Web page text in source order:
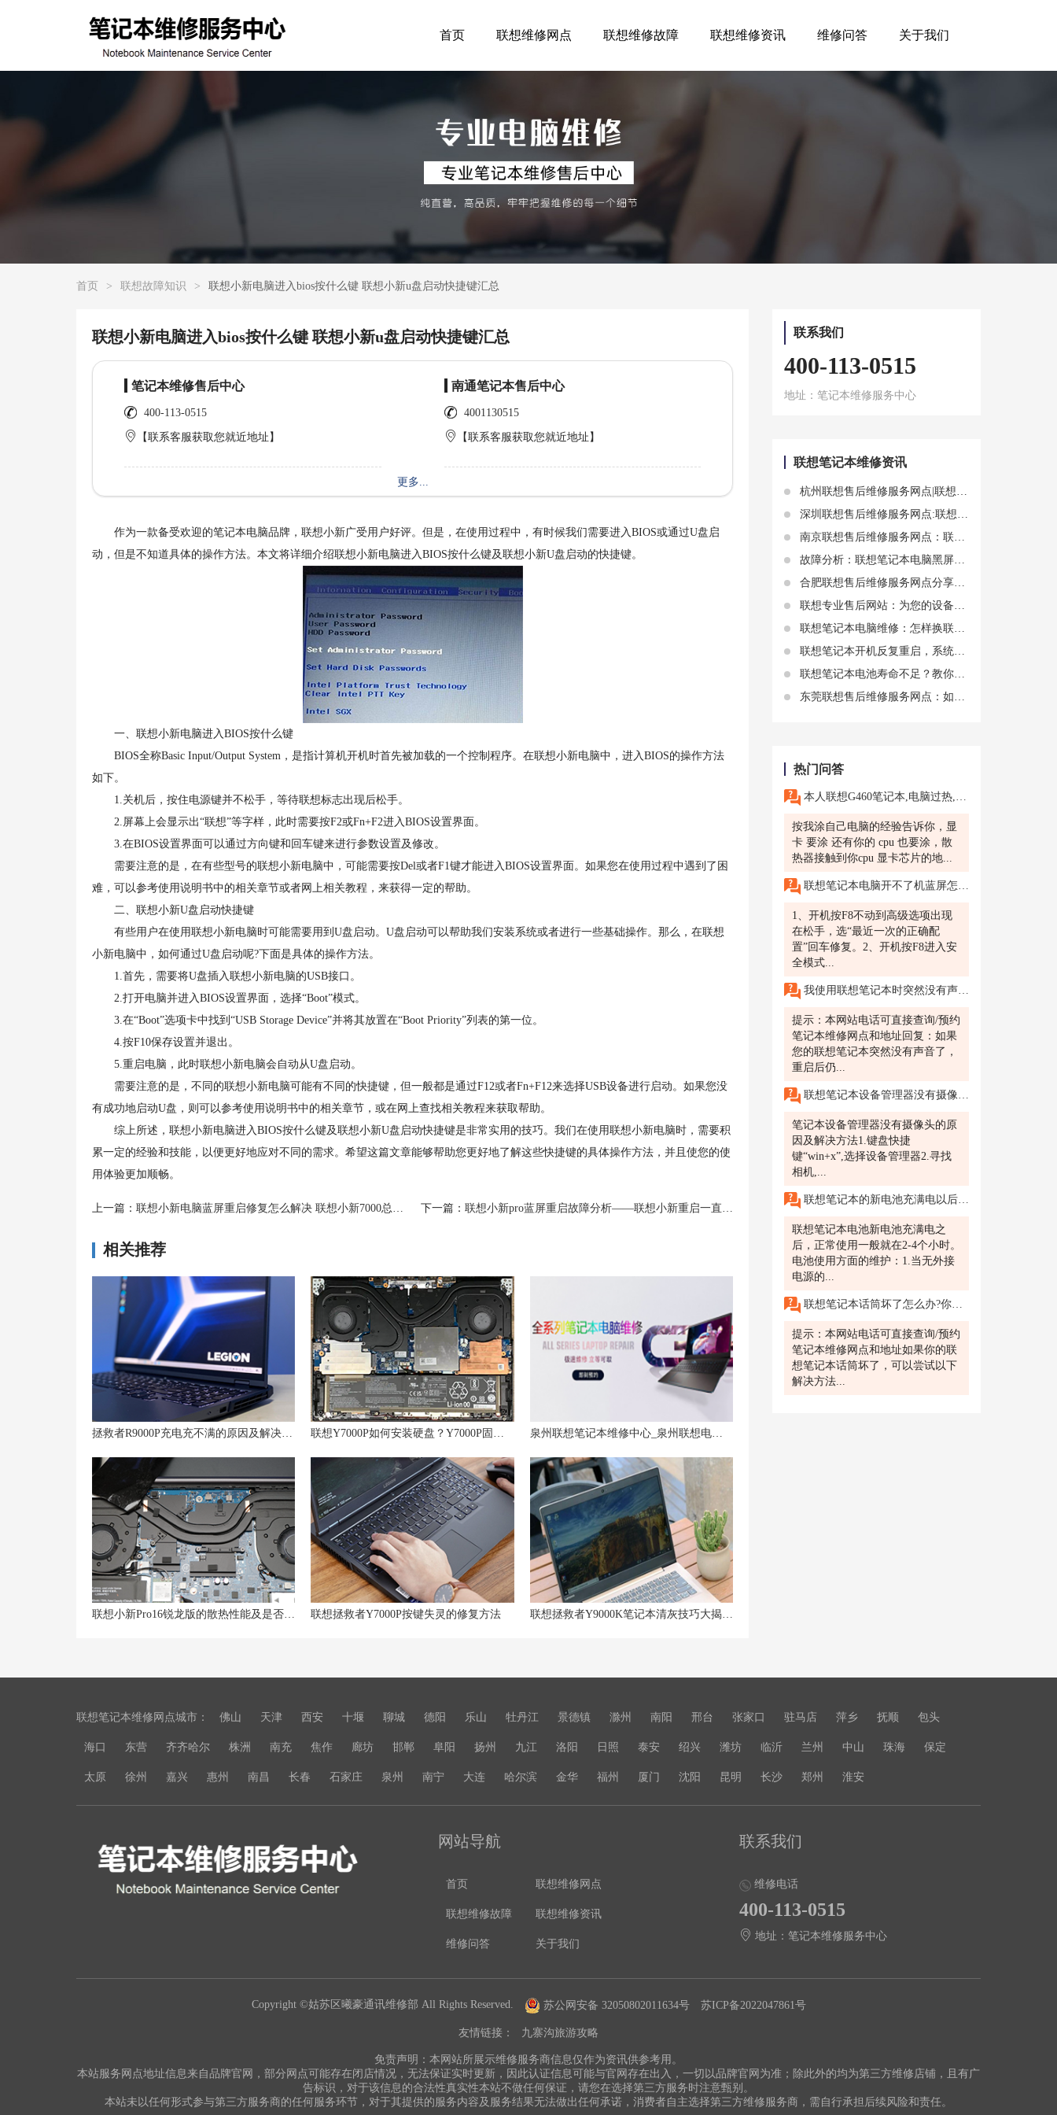
首页 联想维修网点 联想维修故障 联想维修资讯 维修问答 关于我们
首页 > 联想故障知识 > 联想小新电脑进入bios按什么键 联想小新u盘启动快捷键汇总
联想小新电脑进入bios按什么键 联想小新u盘启动快捷键汇总
笔记本维修售后中心
400-113-0515
【联系客服获取您就近地址】
南通笔记本售后中心
4001130515
【联系客服获取您就近地址】
更多...
作为一款备受欢迎的笔记本电脑品牌，联想小新广受用户好评。但是，在使用过程中，有时候我们需要进入BIOS或通过U盘启
动，但是不知道具体的操作方法。本文将详细介绍联想小新电脑进入BIOS按什么键及联想小新U盘启动的快捷键。
一、联想小新电脑进入BIOS按什么键
BIOS全称Basic Input/Output System，是指计算机开机时首先被加载的一个控制程序。在联想小新电脑中，进入BIOS的操作方法
如下。
1.关机后，按住电源键并不松手，等待联想标志出现后松手。
2.屏幕上会显示出“联想”等字样，此时需要按F2或Fn+F2进入BIOS设置界面。
3.在BIOS设置界面可以通过方向键和回车键来进行参数设置及修改。
需要注意的是，在有些型号的联想小新电脑中，可能需要按Del或者F1键才能进入BIOS设置界面。如果您在使用过程中遇到了困
难，可以参考使用说明书中的相关章节或者网上相关教程，来获得一定的帮助。
二、联想小新U盘启动快捷键
有些用户在使用联想小新电脑时可能需要用到U盘启动。U盘启动可以帮助我们安装系统或者进行一些基础操作。那么，在联想
小新电脑中，如何通过U盘启动呢?下面是具体的操作方法。
1.首先，需要将U盘插入联想小新电脑的USB接口。
2.打开电脑并进入BIOS设置界面，选择“Boot”模式。
3.在“Boot”选项卡中找到“USB Storage Device”并将其放置在“Boot Priority”列表的第一位。
4.按F10保存设置并退出。
5.重启电脑，此时联想小新电脑会自动从U盘启动。
需要注意的是，不同的联想小新电脑可能有不同的快捷键，但一般都是通过F12或者Fn+F12来选择USB设备进行启动。如果您没
有成功地启动U盘，则可以参考使用说明书中的相关章节，或在网上查找相关教程来获取帮助。
综上所述，联想小新电脑进入BIOS按什么键及联想小新U盘启动快捷键是非常实用的技巧。我们在使用联想小新电脑时，需要积
累一定的经验和技能，以便更好地应对不同的需求。希望这篇文章能够帮助您更好地了解这些快捷键的具体操作方法，并且使您的使
用体验更加顺畅。
上一篇： 联想小新电脑蓝屏重启修复怎么解决 联想小新7000总是蓝屏解决方案 下一篇： 联想小新pro蓝屏重启故障分析——联想小新重启一直在蓝屏状态
相关推荐
泉州联想笔记本维修中心_泉州联想电脑售后服务网点|售后电话
联想拯救者Y7000P按键失灵的修复方法
联系我们
400-113-0515
地址：笔记本维修服务中心
联想笔记本维修资讯
杭州联想售后维修服务网点|联想笔记本电脑外壳划痕太丑？教你几招简单有效的修复方法
深圳联想售后维修服务网点:联想蓝屏文件 联想蓝屏需要密钥
南京联想售后维修服务网点：联想笔记本电脑按键拆卸教程，轻松搞定
故障分析：联想笔记本电脑黑屏开不了机什么原因
合肥联想售后维修服务网点分享144hz的联想笔记本电脑屏幕多少钱
联想专业售后网站：为您的设备提供完善的服务与保障
联想笔记本电脑维修：怎样换联想笔记本电池？更换电池操作步骤
联想笔记本开机反复重启，系统与硬件维修
联想笔记本电池寿命不足？教你如何更换原装电池
东莞联想售后维修服务网点：如何使用联想笔记本电池管理软件提高电池寿命
热门问答
本人联想G460笔记本,电脑过热,想拆机涂抹硅脂,主要涂抹在什么地方
按我涂自己电脑的经验告诉你，显
卡 要涂 还有你的 cpu 也要涂，散
热器接触到你cpu 显卡芯片的地...
联想笔记本电脑开不了机蓝屏怎么处理
1、开机按F8不动到高级选项出现
在松手，选“最近一次的正确配
置”回车修复。2、开机按F8进入安
全模式...
我使用联想笔记本时突然没有声音了，重启后仍然无效，怎么办?我正在使用联想笔记本观看视频或听音乐，突然发现没有声音了，尝试重启后仍然无效，无法听到任何声音，我该如何解决?
提示：本网站电话可直接查询/预约
笔记本维修网点和地址回复：如果
您的联想笔记本突然没有声音了，
重启后仍...
联想笔记本设备管理器没有摄像头?
笔记本设备管理器没有摄像头的原
因及解决方法1.键盘快捷
键“win+x”,选择设备管理器2.寻找
相机,...
联想笔记本的新电池充满电以后能用多长时间?
联想笔记本电池新电池充满电之
后，正常使用一般就在2-4个小时。
电池使用方面的维护：1.当无外接
电源的...
联想笔记本话筒坏了怎么办?你正在使用联想笔记本进行视频会议，突然发现话筒无法正常工作，对方无法听到你的声音。
提示：本网站电话可直接查询/预约
笔记本维修网点和地址如果你的联
想笔记本话筒坏了，可以尝试以下
解决方法...
联想笔记本维修网点城市： 佛山 天津 西安 十堰 聊城 德阳 乐山 牡丹江 景德镇 滁州 南阳 邢台 张家口 驻马店 萍乡 抚顺 包头
海口 东营 齐齐哈尔 株洲 南充 焦作 廊坊 邯郸 阜阳 扬州 九江 洛阳 日照 泰安 绍兴 潍坊 临沂 兰州 中山 珠海 保定
太原 徐州 嘉兴 惠州 南昌 长春 石家庄 泉州 南宁 大连 哈尔滨 金华 福州 厦门 沈阳 昆明 长沙 郑州 淮安
网站导航
首页 联想维修网点
联想维修故障 联想维修资讯
维修问答 关于我们
联系我们
维修电话
400-113-0515
地址：笔记本维修服务中心
Copyright ©姑苏区曦豪通讯维修部 All Rights Reserved. 苏公网安备 32050802011634号 苏ICP备2022047861号
友情链接： 九寨沟旅游攻略
免责声明：本网站所展示维修服务商信息仅作为资讯供参考用。
本站服务网点地址信息来自品牌官网，部分网点可能存在闭店情况，无法保证实时更新，因此认证信息可能与官网存在出入，一切以品牌官网为准；除此外的均为第三方维修店铺，且有广
告标识，对于该信息的合法性真实性本站不做任何保证，请您在选择第三方服务时注意甄别。
本站未以任何形式参与第三方服务商的任何服务环节，对于其提供的服务内容及服务结果无法做出任何承诺，消费者自主选择第三方维修服务商，需自行承担后续风险和责任。